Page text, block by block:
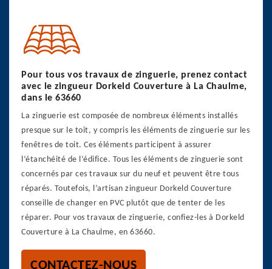
Pour tous vos travaux de zinguerie, prenez contact
avec le zingueur Dorkeld Couverture à La Chaulme,
dans le 63660
La zinguerie est composée de nombreux éléments installés
presque sur le toit, y compris les éléments de zinguerie sur les
fenêtres de toit. Ces éléments participent à assurer
l’étanchéité de l’édifice. Tous les éléments de zinguerie sont
concernés par ces travaux sur du neuf et peuvent être tous
réparés. Toutefois, l’artisan zingueur Dorkeld Couverture
conseille de changer en PVC plutôt que de tenter de les
réparer. Pour vos travaux de zinguerie, confiez-les à Dorkeld
Couverture à La Chaulme, en 63660.
CONTACTEZ-NOUS